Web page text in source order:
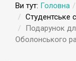
Ви тут: Головна
Студентське
Подарунок
Оболонського